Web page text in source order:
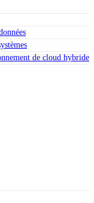
de cloud hybride